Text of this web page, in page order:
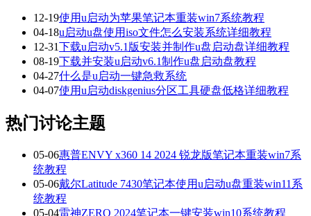
12-19使用u启动为苹果笔记本重装win7系统教程
04-18u启动u盘使用iso文件怎么安装系统详细教程
12-31下载u启动v5.1版安装并制作u盘启动盘详细教程
08-19下载并安装u启动v6.1制作u盘启动盘教程
04-27什么是u启动一键急救系统
04-07使用u启动diskgenius分区工具硬盘低格详细教程
热门讨论主题
05-06惠普ENVY x360 14 2024 锐龙版笔记本重装win7系
统教程
05-06戴尔Latitude 7430笔记本使用u启动u盘重装win11系
统教程
05-04雷神ZERO 2024笔记本一键安装win10系统教程